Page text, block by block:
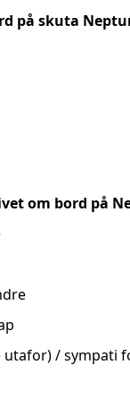
på skuta
om bord på
utafor) / sympati